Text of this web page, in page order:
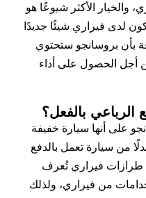
والخيار الأكثر شيوعًا هو
لدى فيراري شيئًا جديدًا
بأن بروسانجو ستحتوي
أجل الحصول على أداء
الرباعي بالفعل؟
على أنها سيارة خفيفة
من سيارة تعمل بالدفع
طرازات فيراري تُعرف
من فيراري، ولذلك